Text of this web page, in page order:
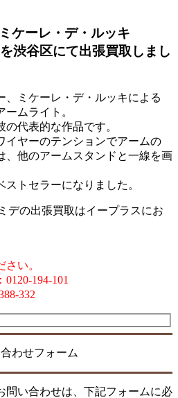
ケーレ・デ・ルッキ
渋谷区にて出張買取しまし
、ミケーレ・デ・ルッキによる
ムライト。
代表的な作品です。
イヤーのテンションでアームの
、他のアームスタンドと一線を画
トセラーになりました。
デの出張買取はイープラスにお
い。
194-101
332
わせフォーム
問い合わせは、下記フォームに必